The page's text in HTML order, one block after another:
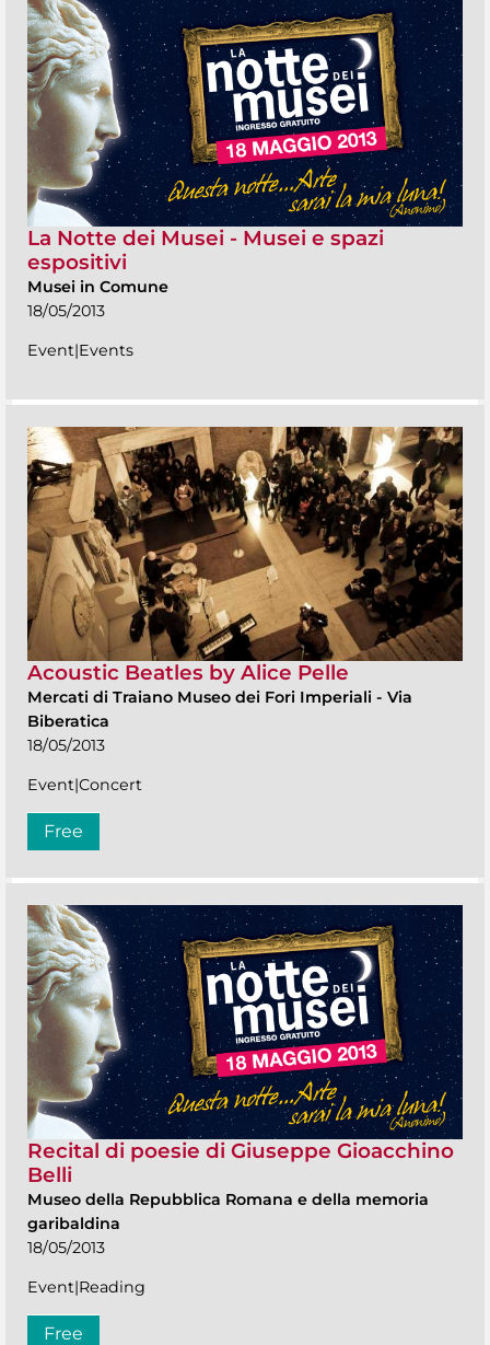
La Notte dei Musei - Musei e spazi
espositivi
Musei in Comune
18/05/2013
Event|Events
Acoustic Beatles by Alice Pelle
Mercati di Traiano Museo dei Fori Imperiali - Via
Biberatica
18/05/2013
Event|Concert
Free
Recital di poesie di Giuseppe Gioacchino
Belli
Museo della Repubblica Romana e della memoria
garibaldina
18/05/2013
Event|Reading
Free